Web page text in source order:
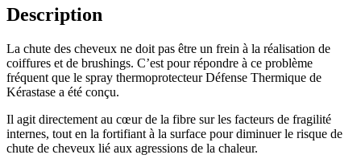
Description
La chute des cheveux ne doit pas être un frein à la réalisation de
coiffures et de brushings. C’est pour répondre à ce problème
fréquent que le spray thermoprotecteur Défense Thermique de
Kérastase a été conçu.
Il agit directement au cœur de la fibre sur les facteurs de fragilité
internes, tout en la fortifiant à la surface pour diminuer le risque de
chute de cheveux lié aux agressions de la chaleur.